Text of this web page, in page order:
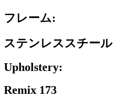
フレーム:
ステンレススチール
Upholstery:
Remix 173